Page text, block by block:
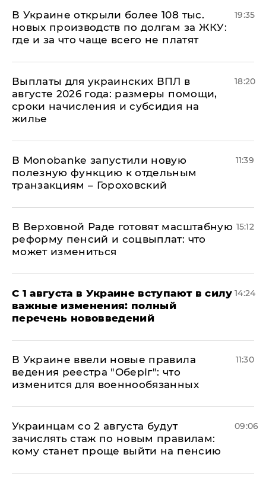
В Украине открыли более 108 тыс.
новых производств по долгам за ЖКУ:
где и за что чаще всего не платят
19:35
Выплаты для украинских ВПЛ в
августе 2026 года: размеры помощи,
сроки начисления и субсидия на
жилье
18:20
В Мonobankе запустили новую
полезную функцию к отдельным
транзакциям – Гороховский
11:39
В Верховной Раде готовят масштабную
реформу пенсий и соцвыплат: что
может измениться
15:12
С 1 августа в Украине вступают в силу
важные изменения: полный
перечень нововведений
14:24
В Украине ввели новые правила
ведения реестра "Оберіг": что
изменится для военнообязанных
11:30
Украинцам со 2 августа будут
зачислять стаж по новым правилам:
кому станет проще выйти на пенсию
09:06